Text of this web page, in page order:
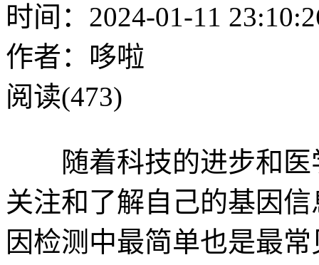
时间：2024-01-11
作者：哆啦
阅读(473)
随着科技的进步和医
关注和了解自己的基因
因检测中最简单也是最